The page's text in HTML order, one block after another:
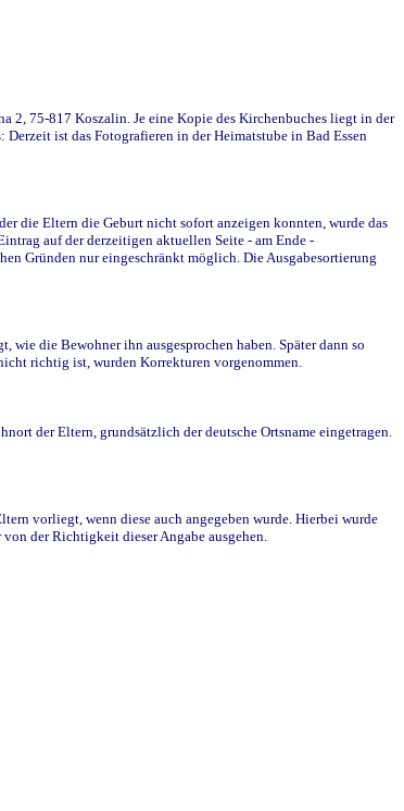
2, 75-817 Koszalin. Je eine Kopie des Kirchenbuches liegt in der
ist das Fotografieren in der Heimatstube in Bad Essen
die Eltern die Geburt nicht sofort anzeigen konnten, wurde das
auf der derzeitigen aktuellen Seite - am Ende -
Gründen nur eingeschränkt möglich. Die Ausgabesortierung
wie die Bewohner ihn ausgesprochen haben. Später dann so
richtig ist, wurden Korrekturen vorgenommen.
der Eltern, grundsätzlich der deutsche Ortsname eingetragen.
vorliegt, wenn diese auch angegeben wurde. Hierbei wurde
der Richtigkeit dieser Angabe ausgehen.